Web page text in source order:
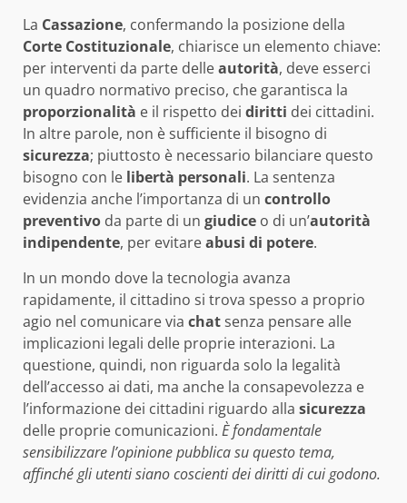
La Cassazione, confermando la posizione della
Corte Costituzionale, chiarisce un elemento chiave:
per interventi da parte delleautorità, deve esserci
un quadro normativo preciso, che garantisca la
proporzionalità e il rispetto dei diritti dei cittadini.
In altre parole, non è sufficiente il bisogno di
sicurezza; piuttosto è necessario bilanciare questo
bisogno con le libertà personali. La sentenza
evidenzia anche l’importanza di un controllo
preventivo da parte di un giudice o di un’autorità
indipendente, per evitareabusi di potere.
In un mondo dove la tecnologia avanza
rapidamente, il cittadino si trova spesso a proprio
agio nel comunicare via chatsenza pensare alle
implicazioni legali delle proprie interazioni. La
questione, quindi, non riguarda solo la legalità
dell’accesso ai dati, ma anche la consapevolezza e
l’informazione dei cittadini riguardo alla sicurezza
delle proprie comunicazioni. È fondamentale
sensibilizzare l’opinione pubblica su questo tema,
affinché gli utenti siano coscienti dei diritti di cui godono.